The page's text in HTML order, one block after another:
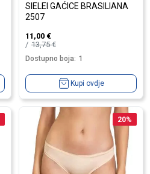
SIELEI GAĆICE BRASILIANA
2507
11,00 €
13,75€
Dostupno boja: 1
Kupi ovdje
20%